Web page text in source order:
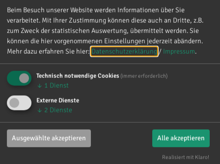
ist alles andere als selbstverständlich, dass sich
so viele Menschen die Zeit nehmen, an einen zu
denken. Umso mehr weiß ich das zu schätzen.
Beim Besuch unserer Website werden Informationen über Sie
verarbeitet. Mit Ihrer Zustimmung können diese auch an Dritte, z.B.
zum Zweck der statistischen Auswertung, übermittelt werden. Sie
können die hier vorgenommenen Einstellungen jederzeit abändern.
Mehr dazu erfahren Sie hier: Datenschutzerklärung / Impressum.
Technisch notwendige Cookies (immer erforderlich)
↓ 1 Dienst
Externe Dienste
↓ 2 Dienste
Ausgewählte akzeptieren Alle akzeptieren
Realisiert mit Klaro!